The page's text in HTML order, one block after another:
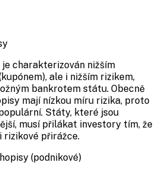
charakterizován nižším
ale i nižším rizikem,
bankrotem státu. Obecně
mají nízkou míru rizika, proto
Státy, které jsou
musí přilákat investory tím, že
rizikové přirážce.
(podnikové)